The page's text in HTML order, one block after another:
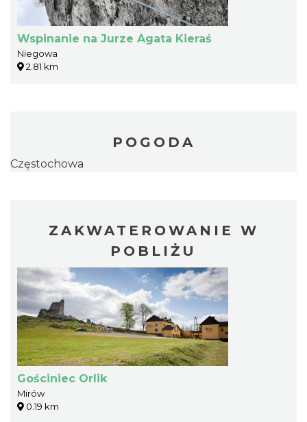
Wspinanie na Jurze Agata Kieraś
Niegowa
2.81 km
POGODA
Częstochowa
ZAKWATEROWANIE W
POBLIŻU
Gościniec Orlik
Mirów
0.19 km